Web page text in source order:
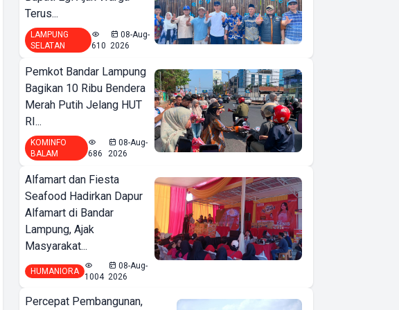
Terus...
LAMPUNG
SELATAN
610
08-Aug-
2026
Pemkot Bandar Lampung
Bagikan 10 Ribu Bendera
Merah Putih Jelang HUT
RI...
KOMINFO
BALAM
686
08-Aug-
2026
Alfamart dan Fiesta
Seafood Hadirkan Dapur
Alfamart di Bandar
Lampung, Ajak
Masyarakat...
HUMANIORA
1004
08-Aug-
2026
Percepat Pembangunan,